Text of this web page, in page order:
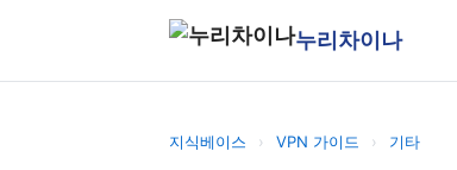
누리차이나
지식베이스 › VPN 가이드 › 기타